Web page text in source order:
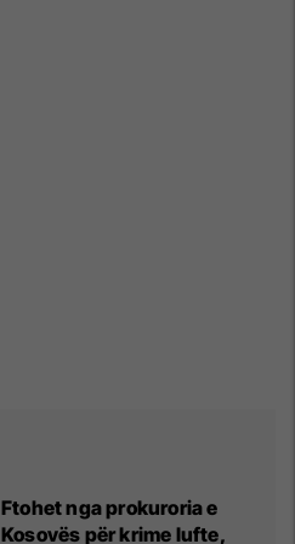
Ftohet nga prokuroria e
Kosovës për krime lufte,